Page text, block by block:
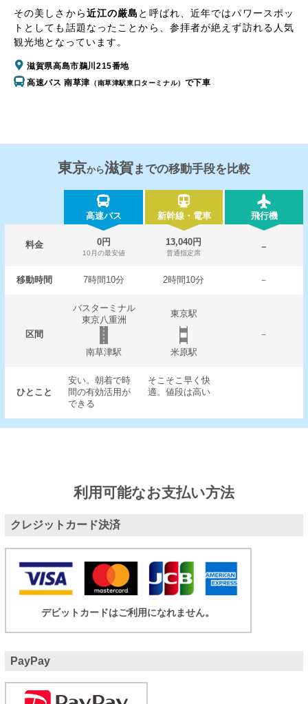
その美しさから近江の厳島 と呼ばれ、近年ではパワースポッ
トとしても話題なったことから、参拝者が絶えず訪れる人気
観光地となっています。
滋賀県高島市鵜川215番地
高速バス 南草津 （南草津駅東口ターミナル） で下車
東京から滋賀までの移動手段を比較
高速バス 新幹線・電車 飛行機
料金 0円
10月の最安値
13,040円
普通指定席
－
移動時間 7時間10分 2時間10分 －
区間
バスターミナル
東京八重洲
東京駅
－
南草津駅
米原駅
ひとこと
安い。朝着で時
間の有効活用が
できる
そこそこ早く快
適。値段は高い
利用可能なお支払い方法
クレジットカード決済
デビットカードはご利用になれません。
PayPay